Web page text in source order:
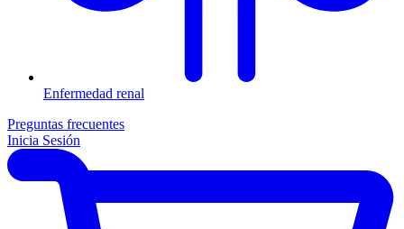
Enfermedad renal
Preguntas frecuentes
Inicia Sesión